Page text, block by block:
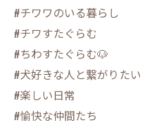
#チワワのいる暮らし
#チワすたぐらむ
#ちわすたぐらむ🐶
#犬好きな人と繋がりたい
#楽しい日常
#愉快な仲間たち